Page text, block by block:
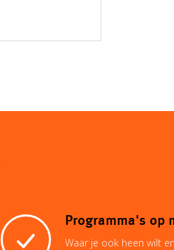
Programma's op
Waar je ook heen wilt